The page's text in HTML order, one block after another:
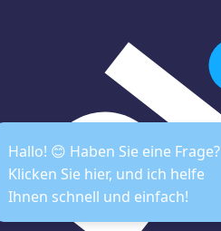
Hallo! 😊 Haben Sie eine Frage?
Klicken Sie hier, und ich helfe
Ihnen schnell und einfach!